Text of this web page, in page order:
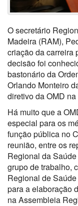
O secretário
Madeira (RAM),
criação da carreira
decisão foi
bastonário da
Orlando Monteiro
diretivo da OMD
Há muito que a
especial para os
função pública no
reunião, entre os
Regional da
grupo de trabalho,
Regional de
para a elaboração
na Assembleia